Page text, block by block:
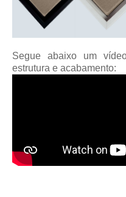
Segue abaixo um
estrutura e acabamento: